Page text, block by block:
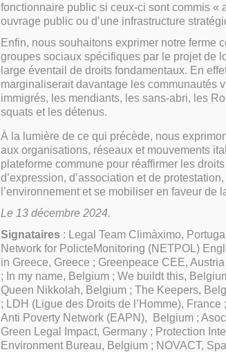
fonctionnaire public si ceux-ci sont commis «
ouvrage public ou d’une infrastructure
Enfin, nous souhaitons exprimer notre ferme
groupes sociaux spécifiques par le projet de
large éventail de droits fondamentaux. En
marginaliserait davantage les communautés
immigrés, les mendiants, les sans-abri, les
squats et les détenus.
À la lumière de ce qui précède, nous
aux organisations, réseaux et mouvements
plateforme commune pour réaffirmer les
d’expression, d’association et de
l’environnement et se mobiliser en faveur de
Le 13 décembre 2024.
Signataires : Legal Team Climàximo,
Network for PolicteMonitoring (NETPOL)
in Greece, Greece ; Greenpeace CEE,
; In my name, Belgium ; We buildt this,
Queen Nikkolah, Belgium ; The Keepers,
; LDH (Ligue des Droits de l’Homme),
Anti Poverty Network (EAPN), Belgium ;
Green Legal Impact, Germany ; Protection
Environment Bureau, Belgium ; NOVACT,